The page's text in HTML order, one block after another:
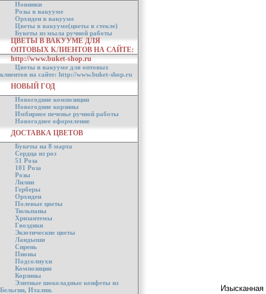
Новинки
Розы в вакууме
Орхидеи в вакууме
Цветы в вакууме(цветы в стекле)
Букеты из мыла ручной работы
ЦВЕТЫ В ВАКУУМЕ ДЛЯ
ОПТОВЫХ КЛИЕНТОВ НА САЙТЕ:
http://www.buket-shop.ru
Цветы в вакууме для оптовых
клиентов на сайте: http://www.buket-shop.ru
НОВЫЙ ГОД
Новогодние композиции
Новогодние корзины
Имбирное печенье ручной работы
Новогоднее оформление
ДОСТАВКА ЦВЕТОВ
Букеты на 8 марта
Сердца из роз
51 Роза
101 Роза
Розы
Лилии
Герберы
Орхидеи
Полевые цветы
Тюльпаны
Хризантемы
Гвоздики
Экзотические цветы
Ландыши
Сирень
Пионы
Подсолнухи
Композиции
Корзины
Элитные шоколадные конфеты из
Бельгии, Италии.